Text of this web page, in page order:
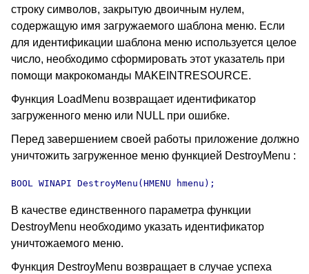
строку символов, закрытую двоичным нулем,
содержащую имя загружаемого шаблона меню. Если
для идентификации шаблона меню используется целое
число, необходимо сформировать этот указатель при
помощи макрокоманды MAKEINTRESOURCE.
Функция LoadMenu возвращает идентификатор
загруженного меню или NULL при ошибке.
Перед завершением своей работы приложение должно
уничтожить загруженное меню функцией DestroyMenu :
BOOL WINAPI DestroyMenu(HMENU hmenu);
В качестве единственного параметра функции
DestroyMenu необходимо указать идентификатор
уничтожаемого меню.
Функция DestroyMenu возвращает в случае успеха